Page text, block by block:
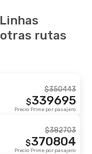
rutas
350443
$
339695
$
Precio Prime por pasajero
382703
$
370804
$
Precio Prime por pasajero